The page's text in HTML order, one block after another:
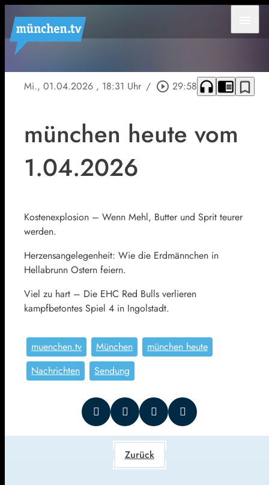
Mi., 01.04.2026 , 18:31 Uhr / play_circle_outline 29:58 headphones chrome_reader_mode bookmark_border
münchen heute vom
1.04.2026
Kostenexplosion – Wenn Mehl, Butter und Sprit teurer
werden.
Herzensangelegenheit: Wie die Erdmännchen in
Hellabrunn Ostern feiern.
Viel zu hart – Die EHC Red Bulls verlieren
kampfbetontes Spiel 4 in Ingolstadt.
muenchen.tv München
münchen heute
Nachrichten
Sendung
Zurück